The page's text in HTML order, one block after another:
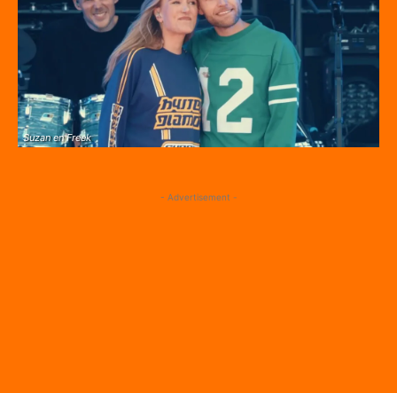
Suzan en Freek
- Advertisement -